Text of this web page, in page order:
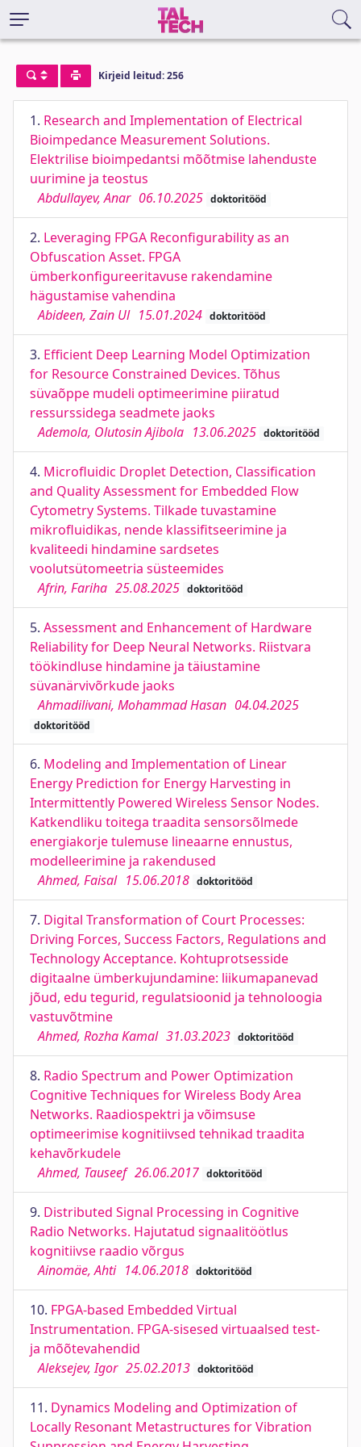
Kirjeid leitud: 256
1. Research and Implementation of Electrical
Bioimpedance Measurement Solutions.
Elektrilise bioimpedantsi mõõtmise lahenduste
uurimine ja teostus
Abdullayev, Anar 06.10.2025 doktoritööd
2. Leveraging FPGA Reconfigurability as an
Obfuscation Asset. FPGA
ümberkonfigureeritavuse rakendamine
hägustamise vahendina
Abideen, Zain Ul 15.01.2024 doktoritööd
3. Efficient Deep Learning Model Optimization
for Resource Constrained Devices. Tõhus
süvaõppe mudeli optimeerimine piiratud
ressurssidega seadmete jaoks
Ademola, Olutosin Ajibola 13.06.2025 doktoritööd
4. Microﬂuidic Droplet Detection, Classiﬁcation
and Quality Assessment for Embedded Flow
Cytometry Systems. Tilkade tuvastamine
mikroﬂuidikas, nende klassiﬁtseerimine ja
kvaliteedi hindamine sardsetes
voolutsütomeetria süsteemides
Afrin, Fariha 25.08.2025 doktoritööd
5. Assessment and Enhancement of Hardware
Reliability for Deep Neural Networks. Riistvara
töökindluse hindamine ja täiustamine
süvanärvivõrkude jaoks
Ahmadilivani, Mohammad Hasan 04.04.2025
doktoritööd
6. Modeling and Implementation of Linear
Energy Prediction for Energy Harvesting in
Intermittently Powered Wireless Sensor Nodes.
Katkendliku toitega traadita sensorsõlmede
energiakorje tulemuse lineaarne ennustus,
modelleerimine ja rakendused
Ahmed, Faisal 15.06.2018 doktoritööd
7. Digital Transformation of Court Processes:
Driving Forces, Success Factors, Regulations and
Technology Acceptance. Kohtuprotsesside
digitaalne ümberkujundamine: liikumapanevad
jõud, edu tegurid, regulatsioonid ja tehnoloogia
vastuvõtmine
Ahmed, Rozha Kamal 31.03.2023 doktoritööd
8. Radio Spectrum and Power Optimization
Cognitive Techniques for Wireless Body Area
Networks. Raadiospektri ja võimsuse
optimeerimise kognitiivsed tehnikad traadita
kehavõrkudele
Ahmed, Tauseef 26.06.2017 doktoritööd
9. Distributed Signal Processing in Cognitive
Radio Networks. Hajutatud signaalitöötlus
kognitiivse raadio võrgus
Ainomäe, Ahti 14.06.2018 doktoritööd
10. FPGA-based Embedded Virtual
Instrumentation. FPGA-sisesed virtuaalsed test-
ja mõõtevahendid
Aleksejev, Igor 25.02.2013 doktoritööd
11. Dynamics Modeling and Optimization of
Locally Resonant Metastructures for Vibration